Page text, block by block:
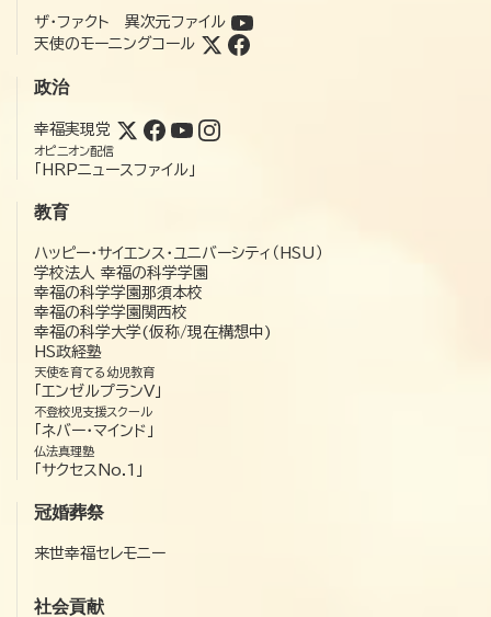
ザ・ファクト 異次元ファイル
天使のモーニングコール
政治
幸福実現党
オピニオン配信
「HRPニュースファイル」
教育
ハッピー・サイエンス・ユニバーシティ（HSU）
学校法人 幸福の科学学園
幸福の科学学園那須本校
幸福の科学学園関西校
幸福の科学大学(仮称/現在構想中)
HS政経塾
天使を育てる幼児教育
「エンゼルプランV」
不登校児支援スクール
「ネバー・マインド」
仏法真理塾
「サクセスNo.1」
冠婚葬祭
来世幸福セレモニー
社会貢献